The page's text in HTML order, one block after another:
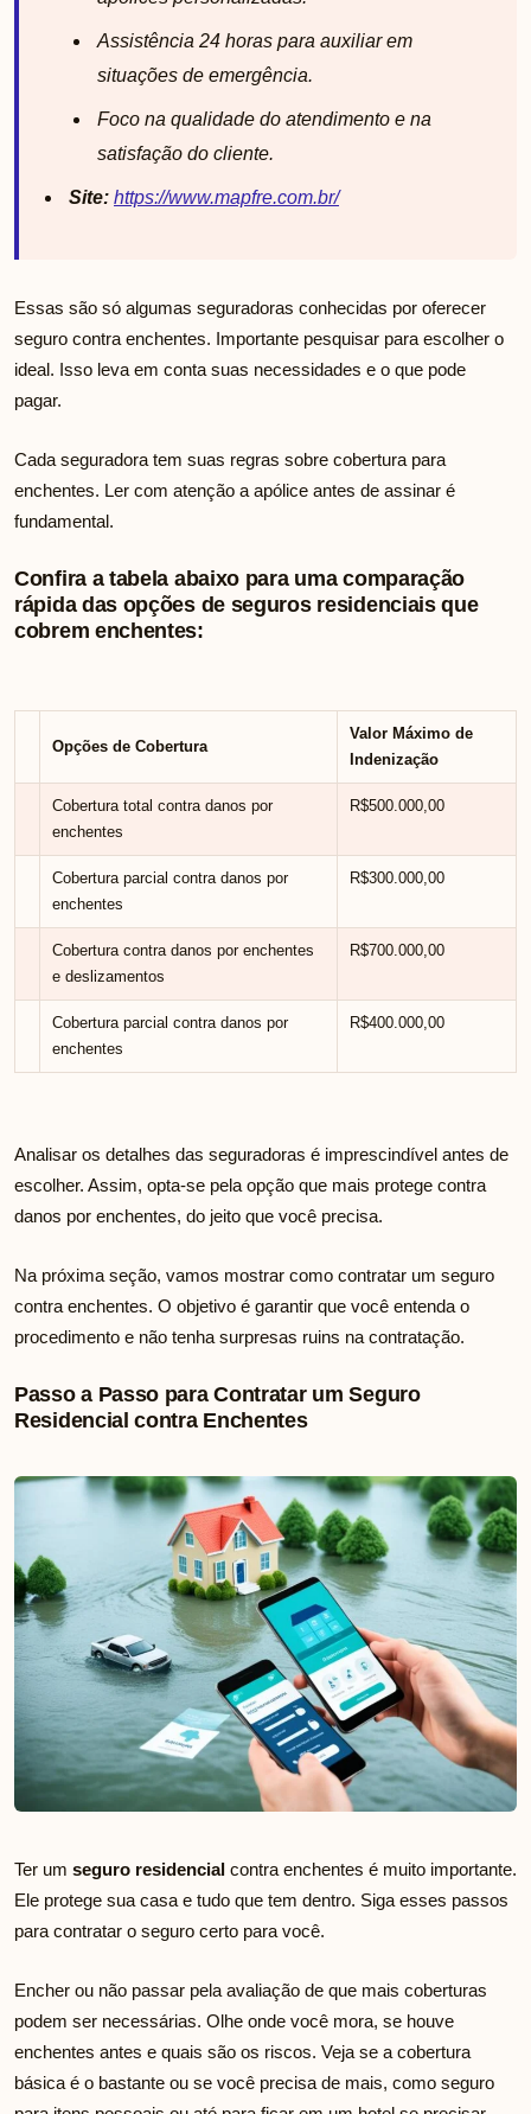
Assistência 24 horas para auxiliar em
situações de emergência.
Foco na qualidade do atendimento e na
satisfação do cliente.
Site: https://www.mapfre.com.br/
Essas são só algumas seguradoras conhecidas por oferecer
seguro contra enchentes. Importante pesquisar para escolher o
ideal. Isso leva em conta suas necessidades e o que pode
pagar.
Cada seguradora tem suas regras sobre cobertura para
enchentes. Ler com atenção a apólice antes de assinar é
fundamental.
Confira a tabela abaixo para uma comparação
rápida das opções de seguros residenciais que
cobrem enchentes:
Opções de Cobertura
Valor Máximo de
Indenização
Cobertura total contra danos por
enchentes
R$500.000,00
Cobertura parcial contra danos por
enchentes
R$300.000,00
Cobertura contra danos por enchentes
e deslizamentos
R$700.000,00
Cobertura parcial contra danos por
enchentes
R$400.000,00
Analisar os detalhes das seguradoras é imprescindível antes de
escolher. Assim, opta-se pela opção que mais protege contra
danos por enchentes, do jeito que você precisa.
Na próxima seção, vamos mostrar como contratar um seguro
contra enchentes. O objetivo é garantir que você entenda o
procedimento e não tenha surpresas ruins na contratação.
Passo a Passo para Contratar um Seguro
Residencial contra Enchentes
Ter um seguro residencial contra enchentes é muito importante.
Ele protege sua casa e tudo que tem dentro. Siga esses passos
para contratar o seguro certo para você.
Encher ou não passar pela avaliação de que mais coberturas
podem ser necessárias. Olhe onde você mora, se houve
enchentes antes e quais são os riscos. Veja se a cobertura
básica é o bastante ou se você precisa de mais, como seguro